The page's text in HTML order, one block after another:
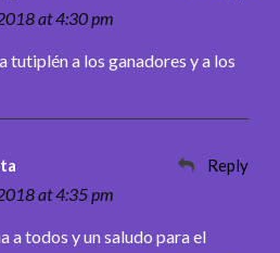
at 4:30 pm
tutiplén a los ganadores y a los
at 4:35 pm
Reply
a todos y un saludo para el